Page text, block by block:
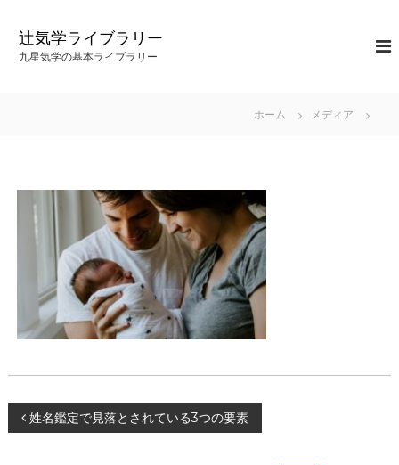
辻気学ライブラリー
九星気学の基本ライブラリー
ホーム メディア
投姓名鑑定で見落とされている3つの要素